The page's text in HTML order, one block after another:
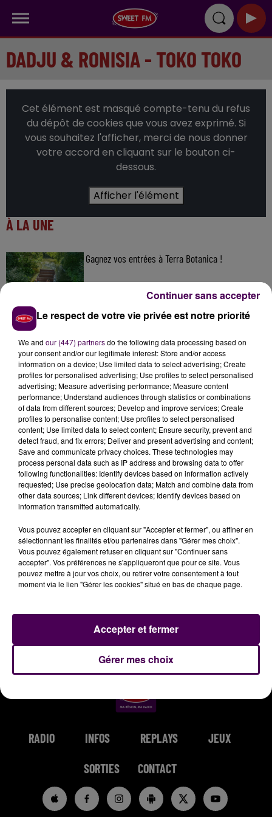
DADJU & RONISIA - TOKO TOKO
Cet élément est masqué compte-tenu du refus
du dépôt de cookies que vous avez exprimé. Si
vous souhaitez l'afficher, merci de nous donner
votre accord en cliquant sur le bouton ci-
dessous.
Afficher l'élément
À LA UNE
Gagnez vos entrées à Terra Botanica !
Inscrivez-vous au casting The Voice & The Voice
Deux rixes en trois semaines : le préfet ordonne
la fermeture d'une...
DERNIERS TITRES
21h27
21h27
GIMS
21h24
21h24
TAME IMPALA & JENNIE
Dracula
21h20
21h20
SINSEMILIA
RADIO INFOS REPLAYS JEUX
SORTIES CONTACT
Le respect de votre vie privée est notre priorité
We and our (447) partnersdo the following data processing based on
your consent and/or our legitimate interest: Store and/or access
information on a device; Use limited data to select advertising; Create
profiles for personalised advertising; Use profiles to select personalised
advertising; Measure advertising performance; Measure content
performance; Understand audiences through statistics or combinations
of data from different sources; Develop and improve services; Create
profiles to personalise content; Use profiles to select personalised
content; Use limited data to select content; Ensure security, prevent and
detect fraud, and fix errors; Deliver and present advertising and content;
Save and communicate privacy choices. These technologies may
process personal data such as IP address and browsing data to offer
following functionalities: Identify devices based on information actively
requested; Use precise geolocation data; Match and combine data from
other data sources; Link different devices; Identify devices based on
information transmitted automatically.
Vous pouvez accepter en cliquant sur "Accepter et fermer", ou affiner en
sélectionnant les finalités et/ou partenaires dans "Gérer mes choix".
Vous pouvez également refuser en cliquant sur "Continuer sans
accepter". Vos préférences ne s'appliqueront que pour ce site. Vous
pouvez mettre à jour vos choix, ou retirer votre consentement à tout
moment via le lien "Gérer les cookies" situé en bas de chaque page.
Gérer mes choix
Accepter et fermer
Continuer sans accepter